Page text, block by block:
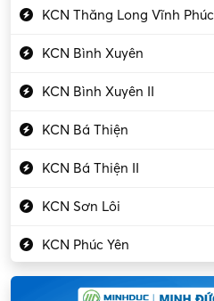
Kỹ thuật cao
Kỹ thuật mạng – IT
Làm bán thời gian
Lao động phổ thông
Lập trình – Phát triển
Luật – Công chứng
Marketing – PR
Mỹ phẩm – Trang sức
KCN Thăng Long Vĩnh Phúc
KCN Bình Xuyên
KCN Bình Xuyên II
KCN Bá Thiện
KCN Bá Thiện II
KCN Sơn Lôi
KCN Phúc Yên